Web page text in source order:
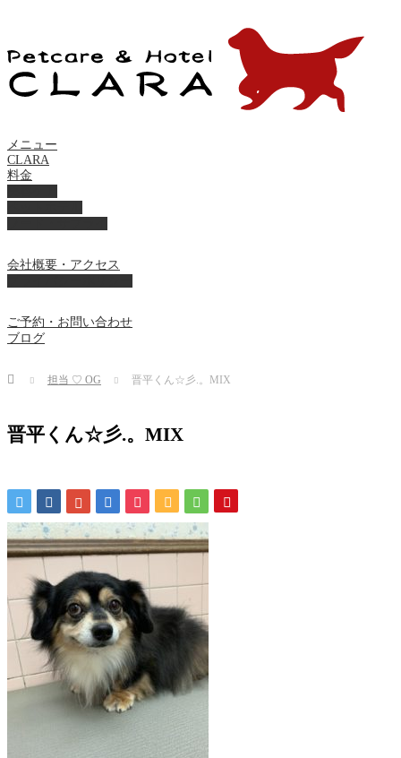
メニュー
CLARA
料金
会社概要・アクセス
ご予約・お問い合わせ
ブログ
Home 担当 ♡ OG 晋平くん☆彡.。MIX
晋平くん☆彡.。MIX